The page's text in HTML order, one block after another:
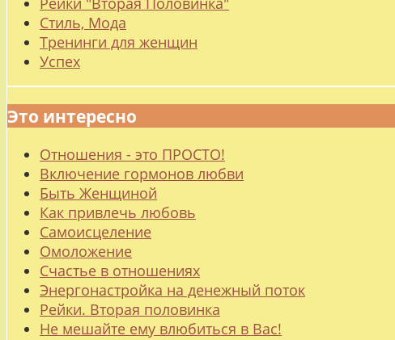
Стиль, Мода
Тренинги для женщин
Успех
Это интересно
Отношения - это ПРОСТО!
Включение гормонов любви
Быть Женщиной
Как привлечь любовь
Самоисцеление
Омоложение
Счастье в отношениях
Энергонастройка на денежный поток
Рейки. Вторая половинка
Не мешайте ему влюбиться в Вас!